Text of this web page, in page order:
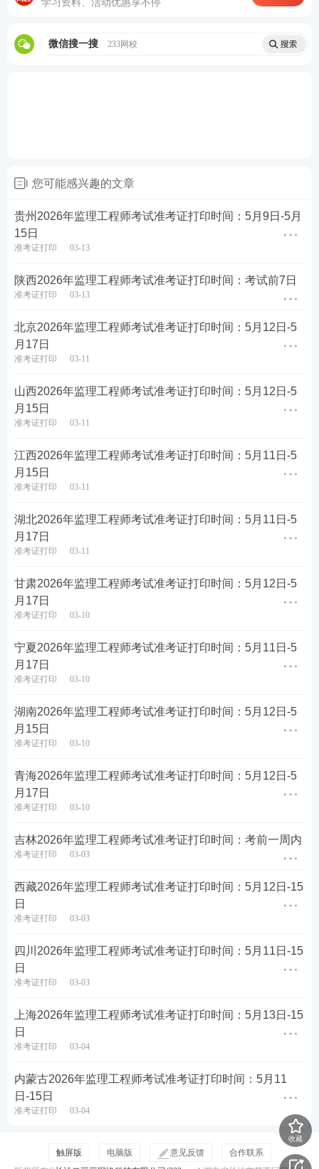
核对准考证信息是否有误。监理工程准考证表会显示
息，如有问题须在准考证打印截止日期前与报名市
贵州监理工程师准考证打印注意事项
1、打印时不记得注册账号
方法1：如果密码丢失，可以通过输入考试期间填
写的信息找回密码，根据用户名和密码查询登录
号。
方法2：可以使用电子邮件找回密码。
2、准考证与注册资料不符
打印准考证前，考生应仔细核对准考证上的身份证
入的信息一致。如有错误，考生应及时联系考试机
构解决。
3、打印使用何种纸张
准考证打印使用A4纸。颜色无要求，但内容要清
4、监理准考证备份
备使用。
5、准考证丢失可否重新打印?
准考证打印期间可以在网上报名系统中重复下载、
打印准考证。
考试地点等详细信息会在准考证上标注，请提前规
划交通路线，以免影响考试！
学习资料、活动优惠享不停
微信搜一搜 233网校
您可能感兴趣的文章
贵州2026年监理工程师考试准考证打印时间：5月9日-5月
15日
准考证打印 03-13
陕西2026年监理工程师考试准考证打印时间：考试前7日
准考证打印 03-13
北京2026年监理工程师考试准考证打印时间：5月12日-5
月17日
准考证打印 03-11
山西2026年监理工程师考试准考证打印时间：5月12日-5
月15日
准考证打印 03-11
江西2026年监理工程师考试准考证打印时间：5月11日-5
月15日
准考证打印 03-11
湖北2026年监理工程师考试准考证打印时间：5月11日-5
月17日
准考证打印 03-11
甘肃2026年监理工程师考试准考证打印时间：5月12日-5
月17日
准考证打印 03-10
宁夏2026年监理工程师考试准考证打印时间：5月11日-5
月17日
准考证打印 03-10
湖南2026年监理工程师考试准考证打印时间：5月12日-5
月15日
准考证打印 03-10
青海2026年监理工程师考试准考证打印时间：5月12日-5
月17日
准考证打印 03-10
吉林2026年监理工程师考试准考证打印时间：考前一周内
准考证打印 03-03
西藏2026年监理工程师考试准考证打印时间：5月12日-15
日
准考证打印 03-03
四川2026年监理工程师考试准考证打印时间：5月11日-15
日
准考证打印 03-03
上海2026年监理工程师考试准考证打印时间：5月13日-15
日
准考证打印 03-04
内蒙古2026年监理工程师考试准考证打印时间：5月11
日-15日
准考证打印 03-04
收藏
触屏版 电脑版 意见反馈
合作联系